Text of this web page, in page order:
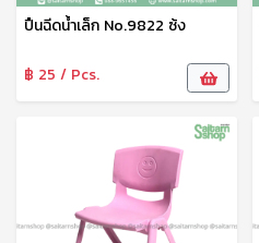
ปืนฉีดน้ำเล็ก No.9822 ซ้ง
฿ 25 / Pcs.